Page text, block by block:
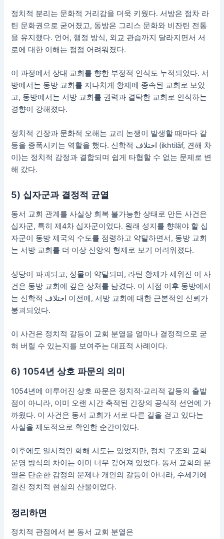
정치적 분리는 문화적 거리감을 더욱 키웠다. 서방은 점차 라
틴 문화권으로 굳어졌고, 동방은 그리스 문화와 비잔틴 전통
을 유지했다. 언어, 행정 방식, 외교 관습까지 달라지면서 서
로에 대한 이해는 점점 어려워졌다.
이 과정에서 상대 교회를 향한 부정적 인식도 누적되었다. 서
방에서는 동방 교회를 지나치게 황제에 종속된 교회로 보았
고, 동방에서는 서방 교회를 권력과 결탁한 교회로 인식하는
경향이 강해졌다.
정치적 긴장과 문화적 오해는 교리 논쟁이 발생할 때마다 갈
등을 증폭시키는 역할을 했다. 신학적 اختلاف (ikhtilāf, 견해 차
이)는 정치적 감정과 결합되며 쉽게 타협할 수 없는 문제로 변
해 갔다.
5) 십자군과 결정적 균열
동서 교회 관계를 사실상 회복 불가능한 상태로 만든 사건은
십자군, 특히 제4차 십자군이었다. 원래 성지를 향해야 할 십
자군이 동방 제국의 수도를 점령하고 약탈하면서, 동방 교회
는 서방 교회를 더 이상 신앙의 형제로 보기 어려워졌다.
성당이 파괴되고, 성물이 약탈되며, 라틴 황제가 세워진 이 사
건은 동방 교회에 깊은 상처를 남겼다. 이 시점 이후 동방에서
는 신학적 اختلاف 이전에, 서방 교회에 대한 근본적인 신뢰가
붕괴되었다.
이 사건은 정치적 갈등이 교회 분열을 얼마나 결정적으로 굳
혀 버릴 수 있는지를 보여주는 대표적 사례이다.
6) 1054년 상호 파문의 의미
1054년에 이루어진 상호 파문은 정치적·교리적 갈등의 출발
점이 아니라, 이미 오랜 시간 축적된 긴장의 공식적 선언에 가
까웠다. 이 사건은 동서 교회가 서로 다른 길을 걷고 있다는
사실을 제도적으로 확인한 순간이었다.
이후에도 일시적인 화해 시도는 있었지만, 정치 구조와 교회
운영 방식의 차이는 이미 너무 깊어져 있었다. 동서 교회의 분
열은 단순한 감정의 문제나 개인의 갈등이 아니라, 수세기에
걸친 정치적 현실의 산물이었다.
정리하면
정치적 관점에서 본 동서 교회 분열은